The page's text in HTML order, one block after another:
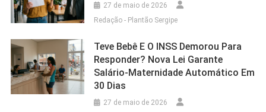
27 de maio de 2026
Redação - Plantão Sergipe
Teve Bebê E O INSS Demorou Para
Responder? Nova Lei Garante
Salário-Maternidade Automático Em
30 Dias
27 de maio de 2026